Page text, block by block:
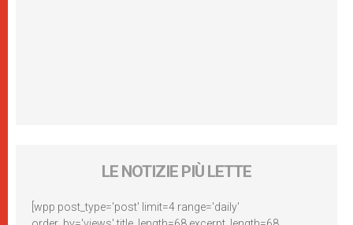
LE NOTIZIE PIÙ LETTE
[wpp post_type='post' limit=4 range='daily'